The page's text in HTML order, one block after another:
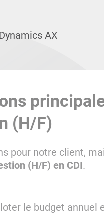
AX
(H/F)
pour notre client,
(H/F) en CDI.
le budget annuel